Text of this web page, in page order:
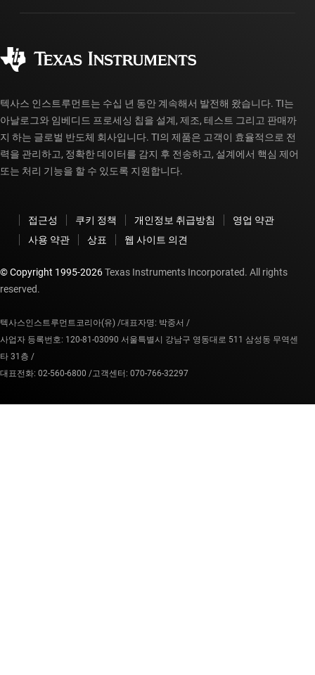
제조
myTI 계정 FAQ
주문 FAQ
텍사스 인스트루먼트는 수십 년 동안 계속해서 발전해 왔습니다. TI는
아날로그와 임베디드 프로세싱 칩을 설계, 제조, 테스트 그리고 판매까
지 하는 글로벌 반도체 회사입니다. TI의 제품은 고객이 효율적으로 전
력을 관리하고, 정확한 데이터를 감지 후 전송하고, 설계에서 핵심 제어
또는 처리 기능을 할 수 있도록 지원합니다.
접근성 쿠키 정책 개인정보 취급방침
영업 약관
사용 약관
상표 웹 사이트 의견
© Copyright 1995-2026Texas Instruments Incorporated. All rights
reserved.
텍사스인스트루먼트코리아(유) /대표자명: 박중서 /
사업자 등록번호: 120-81-03090 서울특별시 강남구 영동대로 511 삼성동 무역센
타 31층 /
대표전화: 02-560-6800 /고객센터: 070-766-32297